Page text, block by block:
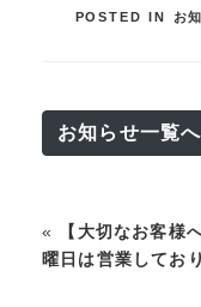
POSTED IN お
お知らせ一覧
« 【大切なお客様
曜日は営業してお